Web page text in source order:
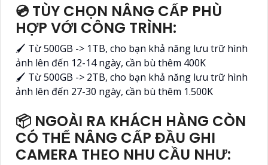
💿 TÙY CHỌN NÂNG CẤP PHÙ
HỢP VỚI CÔNG TRÌNH:
🖌 Từ 500GB -> 1TB, cho bạn khả năng lưu trữ hình
ảnh lên đến 12-14 ngày, cần bù thêm 400K
🖌 Từ 500GB -> 2TB, cho bạn khả năng lưu trữ hình
ảnh lên đến 27-30 ngày, cần bù thêm 1.500K
📦 NGOÀI RA KHÁCH HÀNG CÒN
CÓ THỂ NÂNG CẤP ĐẦU GHI
CAMERA THEO NHU CẦU NHƯ: